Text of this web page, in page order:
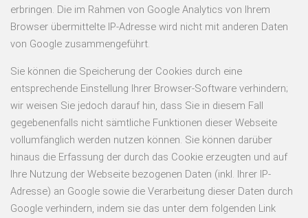
erbringen. Die im Rahmen von Google Analytics von Ihrem
Browser übermittelte IP-Adresse wird nicht mit anderen Daten
von Google zusammengeführt.
Sie können die Speicherung der Cookies durch eine
entsprechende Einstellung Ihrer Browser-Software verhindern;
wir weisen Sie jedoch darauf hin, dass Sie in diesem Fall
gegebenenfalls nicht sämtliche Funktionen dieser Webseite
vollumfänglich werden nutzen können. Sie können darüber
hinaus die Erfassung der durch das Cookie erzeugten und auf
Ihre Nutzung der Webseite bezogenen Daten (inkl. Ihrer IP-
Adresse) an Google sowie die Verarbeitung dieser Daten durch
Google verhindern, indem sie das unter dem folgenden Link